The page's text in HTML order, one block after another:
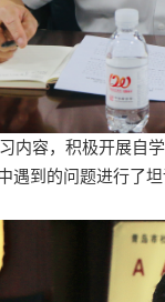
内容，积极开展自
遇到的问题进行了